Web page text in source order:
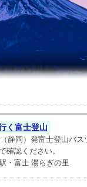
く富士登山
静岡）発富士登山バス
確認ください。
・富士 湯らぎの里